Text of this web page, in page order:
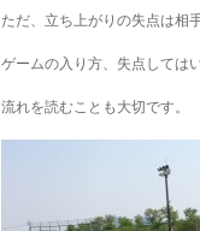
ただ、立ち上がりの失点は相
ゲームの入り方、失点しては
流れを読むことも大切です。